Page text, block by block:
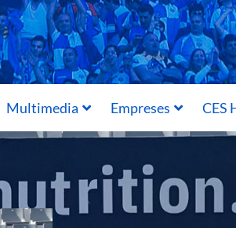
Multimedia Empreses CES